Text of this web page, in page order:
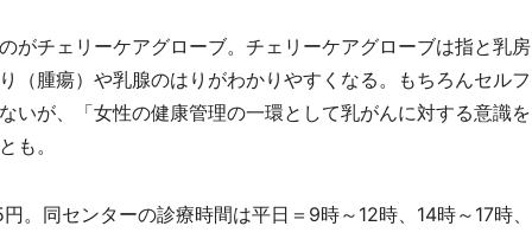
がチェリーケアグローブ。チェリーケアグローブは指と乳房
（腫瘍）や乳腺のはりがわかりやすくなる。もちろんセルフ
いが、「女性の健康管理の一環として乳がんに対する意識を
も。
同センターの診療時間は平日＝9時～12時、14時～17時、